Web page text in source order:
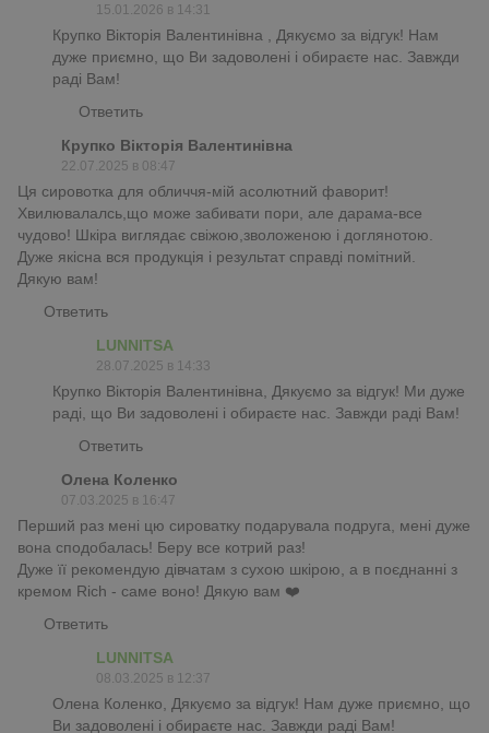
15.01.2026 в 14:31
Крупко Вікторія Валентинівна , Дякуємо за відгук! Нам
дуже приємно, що Ви задоволені і обираєте нас. Завжди
раді Вам!
Ответить
Крупко Вікторія Валентинівна
22.07.2025 в 08:47
Ця сировотка для обличчя-мій асолютний фаворит!
Хвилювалалсь,що може забивати пори, але дарама-все
чудово! Шкіра виглядає свіжою,зволоженою і доглянотою.
Дуже якісна вся продукція і результат справді помітний.
Дякую вам!
Ответить
LUNNITSA
28.07.2025 в 14:33
Крупко Вікторія Валентинівна, Дякуємо за відгук! Ми дуже
раді, що Ви задоволені і обираєте нас. Завжди раді Вам!
Ответить
Олена Коленко
07.03.2025 в 16:47
Перший раз мені цю сироватку подарувала подруга, мені дуже
вона сподобалась! Беру все котрий раз!
Дуже її рекомендую дівчатам з сухою шкірою, а в поєднанні з
кремом Rich - саме воно! Дякую вам ❤️
Ответить
LUNNITSA
08.03.2025 в 12:37
Олена Коленко, Дякуємо за відгук! Нам дуже приємно, що
Ви задоволені і обираєте нас. Завжди раді Вам!